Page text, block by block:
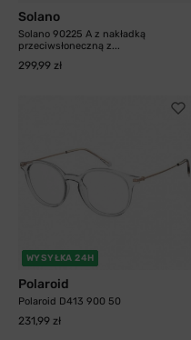
Solano
Solano 90225 A z nakładką
przeciwsłoneczną z...
299,99 zł
WYSYŁKA 24H
Polaroid
Polaroid D413 900 50
231,99 zł